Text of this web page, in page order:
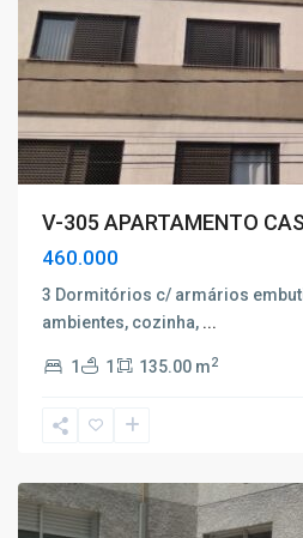
V-305 APARTAMENTO
460.000
3 Dormitórios c/ armários
ambientes, cozinha, ...
1 1 135.00 m2
Elísos,
de